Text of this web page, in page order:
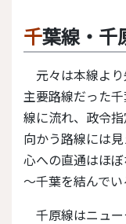
千葉線・
元々は本線より先にでき、県都千葉市と東京を結ぶ
主要路線だった
線に流れ、政令
向かう路線には
心への直通はほ
～千葉を結んでい
千原線はニュータウン開発がうまくいけば北総や東